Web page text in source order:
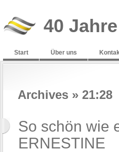
40
Start Über uns
Archives » 21:28
So schön wie
ERNESTINE